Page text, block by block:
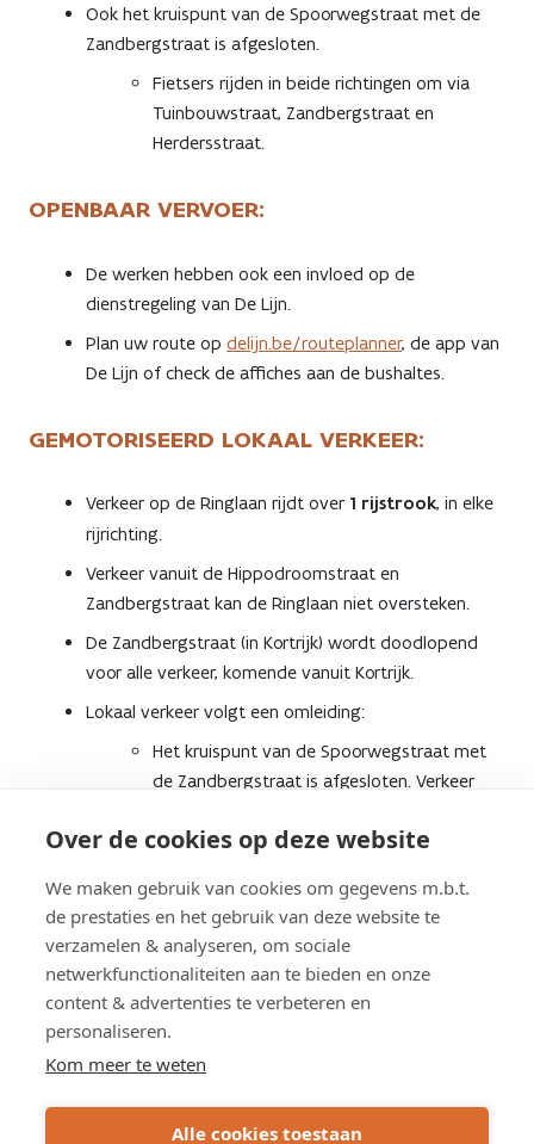
Over de cookies op deze website
We maken gebruik van cookies om gegevens m.b.t.
de prestaties en het gebruik van deze website te
verzamelen & analyseren, om sociale
netwerkfunctionaliteiten aan te bieden en onze
content & advertenties te verbeteren en
personaliseren.
Kom meer te weten
Alle cookies toestaan
Ook het kruispunt van de Spoorwegstraat met de
Zandbergstraat is afgesloten.
Fietsers rijden in beide richtingen om via
Tuinbouwstraat, Zandbergstraat en
Herdersstraat.
OPENBAAR VERVOER:
De werken hebben ook een invloed op de
dienstregeling van De Lijn.
Plan uw route op delijn.be/routeplanner, de app van
De Lijn of check de affiches aan de bushaltes.
GEMOTORISEERD LOKAAL VERKEER:
Verkeer op de Ringlaan rijdt over 1 rijstrook, in elke
rijrichting.
Verkeer vanuit de Hippodroomstraat en
Zandbergstraat kan de Ringlaan niet oversteken.
De Zandbergstraat (in Kortrijk) wordt doodlopend
voor alle verkeer, komende vanuit Kortrijk.
Lokaal verkeer volgt een omleiding:
Het kruispunt van de Spoorwegstraat met
de Zandbergstraat is afgesloten. Verkeer
en Herdersstraat.
GEMOTORISEERD DOORGAAND VERKEER
NAAR HARELBEKE:
Verkeervanuit Kortrijk-Westrijdt op de R8 tot aan
Kortrijk-Noord en rijdt verder via de Brugsesteenweg
(N50) en de N36.
vanuit Gent
op E17) en de Ringlaan (N36).